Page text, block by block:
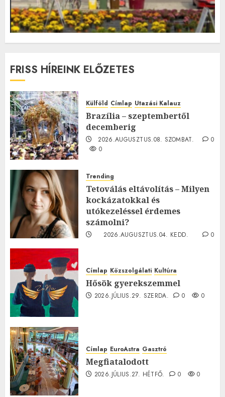
FRISS HÍREINK ELŐZETES
Külföld Címlap Utazási Kalauz
Brazília – szeptembertől
decemberig
2026.AUGUSZTUS.08. SZOMBAT.
0
0
Trending
Tetoválás eltávolítás – Milyen
kockázatokkal és
utókezeléssel érdemes
számolni?
2026.AUGUSZTUS.04. KEDD.
0
Címlap Közszolgálati Kultúra
Hősök gyerekszemmel
2026.JÚLIUS.29. SZERDA. 0 0
Címlap EuroAstra Gasztró
Megfiatalodott
2026.JÚLIUS.27. HÉTFŐ. 0 0